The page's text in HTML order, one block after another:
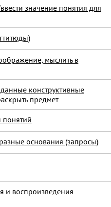
значение понятия для
мыслить в
конструктивные
предмет
понятий
основания (запросы)
и воспроизведения